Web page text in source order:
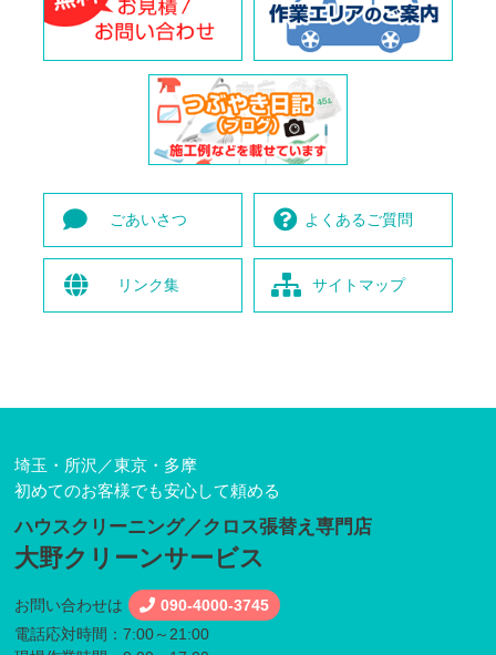
ごあいさつ よくあるご質問
リンク集 サイト マップ
埼玉・所沢／東京・多摩
初めてのお客様でも安心して頼める
ハウスクリーニング／クロス張替え専門店
大野クリーンサービス
お問い合わせは
090-4000-3745
電話応対時間：7:00～21:00